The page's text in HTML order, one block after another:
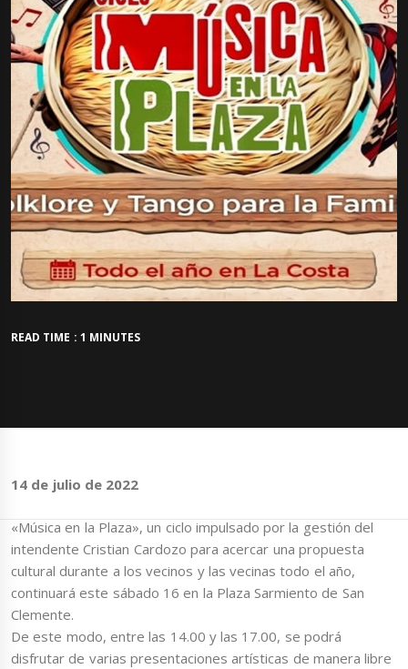
READ TIME : 1 MINUTES
14 de julio de 2022
«Música en la Plaza», un ciclo impulsado por la gestión del
intendente Cristian Cardozo para acercar una propuesta
cultural durante a los vecinos y las vecinas todo el año,
continuará este sábado 16 en la Plaza Sarmiento de San
Clemente.
De este modo, entre las 14.00 y las 17.00, se podrá
disfrutar de varias presentaciones artísticas de manera libre